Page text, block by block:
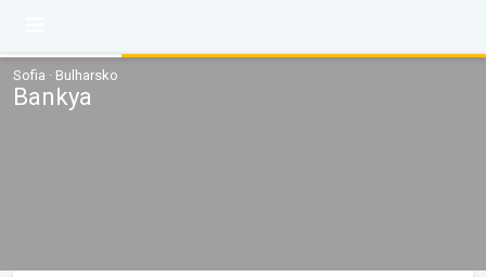
Sofia · Bulharsko
Bankya